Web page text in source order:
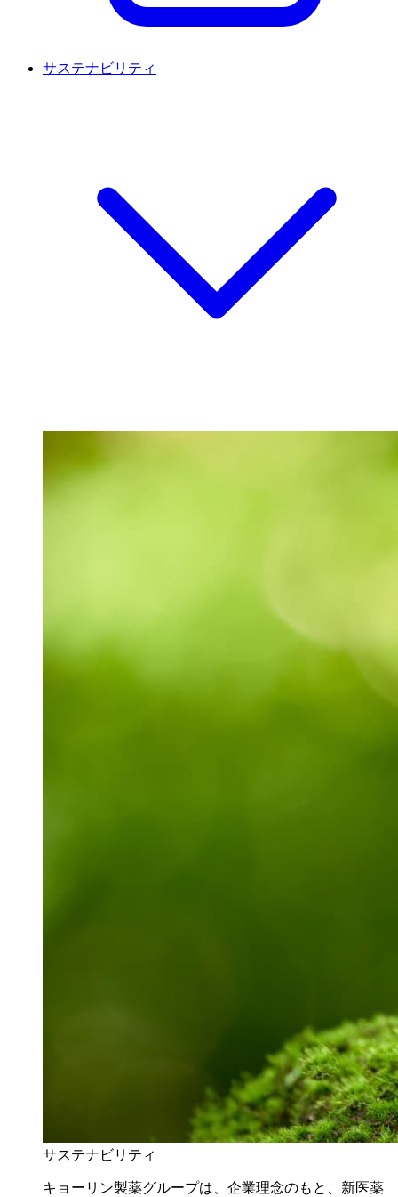
サステナビリティ
サステナビリティ
キョーリン製薬グループは、企業理念のもと、新医薬